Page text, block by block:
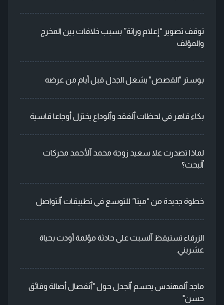
توقف تصوير “إعلام وراثة” بسبب خلافات بين المخرج
والمؤلف
بوستر "القصص" يشعل الجدل قبل أيام من عرضه
بكاء قاهر في لحظات ٱلفقد وٱلوداع يختزل أوجاعا قاسية
لماذا تصدرت علا سعيد زوجة محمد ٱلأحمد محركات
ٱلبحث؟
خطوة جديدة من “ميتا” للتوسع في تطبيقات ٱلتواصل
الزرقاء تستيقظ ٱلسبت على حادثة مؤلمة أودت بحياة
عشريني.
ماجد ٱلمهندس يحسم ٱلجدل حول "ٱنفصال أصالة وفائق
حسن"